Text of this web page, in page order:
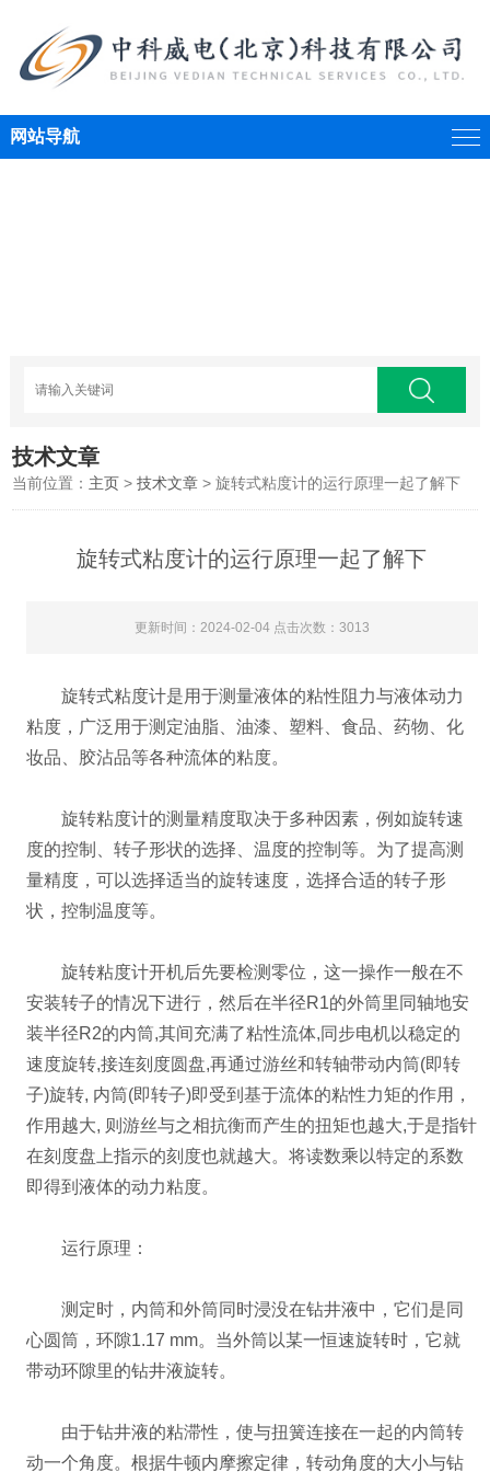
网站导航
技术文章
当前位置： 主页 >技术文章 > 旋转式粘度计的运行原理一起了解下
旋转式粘度计的运行原理一起了解下
更新时间：2024-02-04 点击次数：3013
旋转式粘度计是用于测量液体的粘性阻力与液体动力
粘度，广泛用于测定油脂、油漆、塑料、食品、药物、化
妆品、胶沾品等各种流体的粘度。
旋转粘度计的测量精度取决于多种因素，例如旋转速
度的控制、转子形状的选择、温度的控制等。为了提高测
量精度，可以选择适当的旋转速度，选择合适的转子形
状，控制温度等。
旋转粘度计开机后先要检测零位，这一操作一般在不
安装转子的情况下进行，然后在半径R1的外筒里同轴地安
装半径R2的内筒,其间充满了粘性流体,同步电机以稳定的
速度旋转,接连刻度圆盘,再通过游丝和转轴带动内筒(即转
子)旋转, 内筒(即转子)即受到基于流体的粘性力矩的作用，
作用越大, 则游丝与之相抗衡而产生的扭矩也越大,于是指针
在刻度盘上指示的刻度也就越大。将读数乘以特定的系数
即得到液体的动力粘度。
运行原理：
测定时，内筒和外筒同时浸没在钻井液中，它们是同
心圆筒，环隙1.17 mm。当外筒以某一恒速旋转时，它就
带动环隙里的钻井液旋转。
由于钻井液的粘滞性，使与扭簧连接在一起的内筒转
动一个角度。根据牛顿内摩擦定律，转动角度的大小与钻